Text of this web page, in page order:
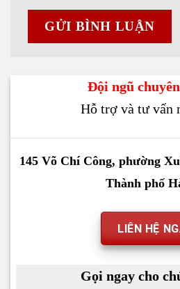
Đội ngũ
Hỗ trợ và tư vấn
145 Võ Chí Công, phường
Thành phố
LIÊN HỆ
Gọi ngay cho